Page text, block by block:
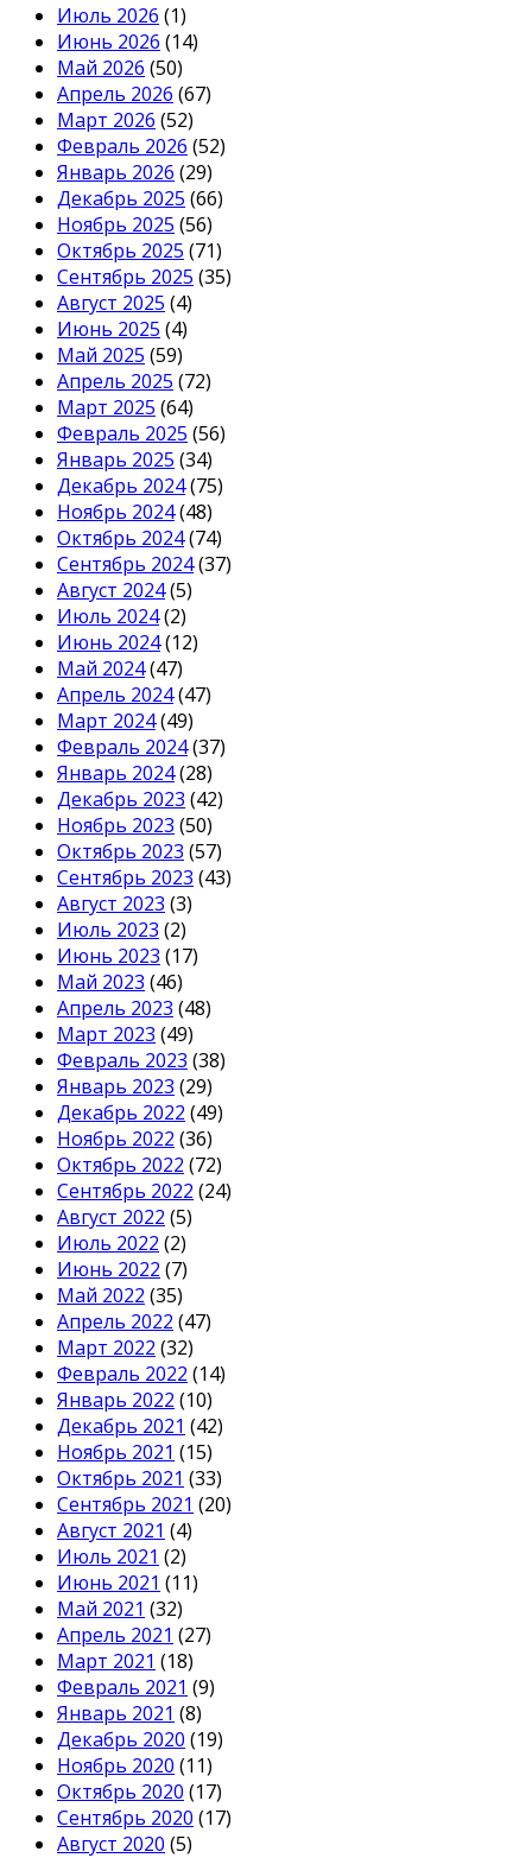
Июль 2026 (1)
Июнь 2026 (14)
Май 2026 (50)
Апрель 2026 (67)
Март 2026 (52)
Февраль 2026 (52)
Январь 2026 (29)
Декабрь 2025 (66)
Ноябрь 2025 (56)
Октябрь 2025 (71)
Сентябрь 2025 (35)
Август 2025 (4)
Июнь 2025 (4)
Май 2025 (59)
Апрель 2025 (72)
Март 2025 (64)
Февраль 2025 (56)
Январь 2025 (34)
Декабрь 2024(75)
Ноябрь 2024(48)
Октябрь 2024(74)
Сентябрь 2024(37)
Август 2024(5)
Июль 2024(2)
Июнь 2024(12)
Май 2024(47)
Апрель 2024(47)
Март 2024(49)
Февраль 2024(37)
Январь 2024(28)
Декабрь 2023 (42)
Ноябрь 2023 (50)
Октябрь 2023 (57)
Сентябрь 2023 (43)
Август 2023 (3)
Июль 2023 (2)
Июнь 2023 (17)
Май 2023 (46)
Апрель 2023 (48)
Март 2023 (49)
Февраль 2023 (38)
Январь 2023 (29)
Декабрь 2022 (49)
Ноябрь 2022 (36)
Октябрь 2022 (72)
Сентябрь 2022 (24)
Август 2022 (5)
Июль 2022 (2)
Июнь 2022 (7)
Май 2022 (35)
Апрель 2022 (47)
Март 2022 (32)
Февраль 2022 (14)
Январь 2022 (10)
Декабрь 2021 (42)
Ноябрь 2021 (15)
Октябрь 2021 (33)
Сентябрь 2021 (20)
Август 2021 (4)
Июль 2021 (2)
Июнь 2021 (11)
Май 2021 (32)
Апрель 2021 (27)
Март 2021 (18)
Февраль 2021 (9)
Январь 2021 (8)
Декабрь 2020 (19)
Ноябрь 2020 (11)
Октябрь 2020 (17)
Сентябрь 2020 (17)
Август 2020 (5)